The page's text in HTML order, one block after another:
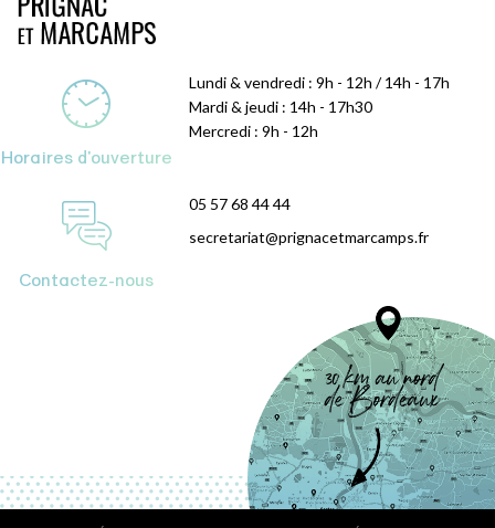
Horaires d'ouverture
Lundi & vendredi : 9h - 12h / 14h - 17h
Mardi & jeudi : 14h - 17h30
Mercredi : 9h - 12h
Contactez-nous
05 57 68 44 44
secretariat@prignacetmarcamps.fr